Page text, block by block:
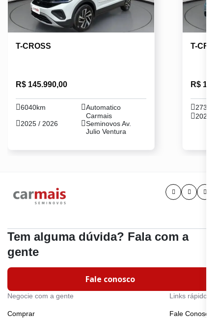
T-CROSS
R$ 145.990,00
6040km Automatico
2025 / 2026
Carmais
Seminovos Av.
Julio Ventura
T-
R$
2024 /
Tem alguma dúvida? Fala com a
gente
Fale conosco
Negocie com a gente
Comprar
Links rápidos
Fale Conosco